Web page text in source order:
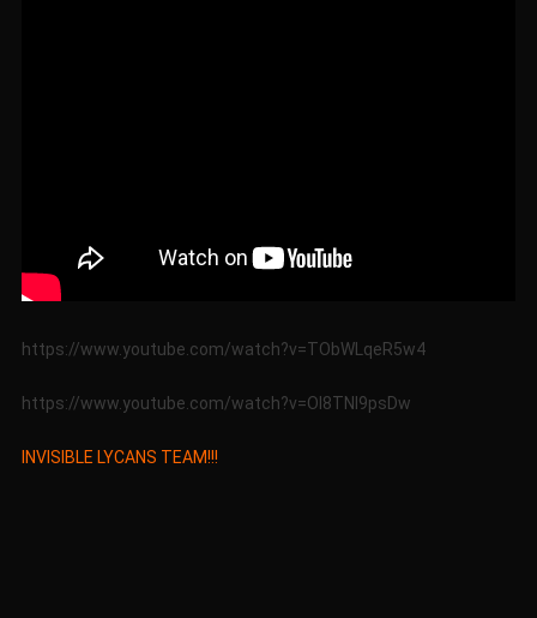
https://www.youtube.com/watch?v=TObWLqeR5w4
https://www.youtube.com/watch?v=Ol8TNI9psDw
INVISIBLE LYCANS TEAM!!!